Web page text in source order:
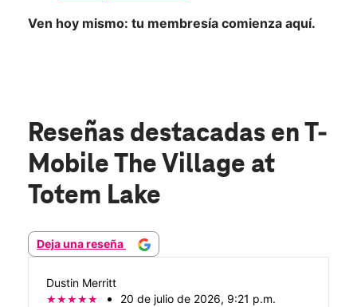
Ven hoy mismo: tu membresía comienza aquí.
Reseñas destacadas en T-
Mobile The Village at
Totem Lake
Deja una reseña
Dustin Merritt
20 de julio de 2026, 9:21 p.m.